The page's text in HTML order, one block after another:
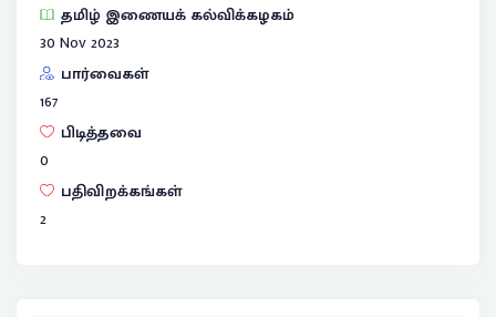
தமிழ் இணையக் கல்விக்கழகம்
30 Nov 2023
பார்வைகள்
167
பிடித்தவை
0
பதிவிறக்கங்கள்
2